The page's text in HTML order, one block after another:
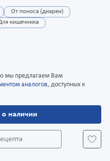
От поноса (диареи)
кишечника
мы предлагаем Вам
аналогов, доступных к
наличии